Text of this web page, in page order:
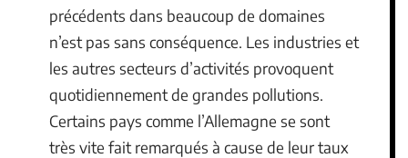
précédents dans beaucoup de domaines
n’est pas sans conséquence. Les industries et
les autres secteurs d’activités provoquent
quotidiennement de grandes pollutions.
Certains pays comme l’Allemagne se sont
très vite fait remarqués à cause de leur taux